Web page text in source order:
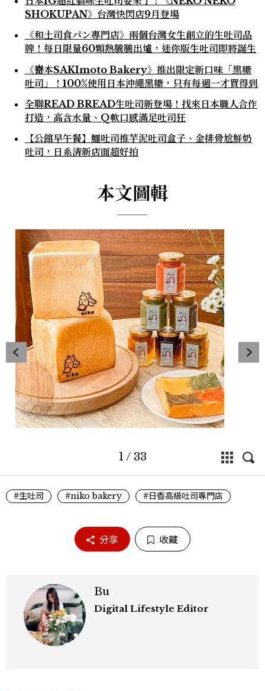
SHOKUPAN》台灣快閃店9月登場
《和土司食パン專門店》兩個台灣女生創立的生吐司品
牌！每日限量60顆熱騰騰出爐，迷你版生吐司即將誕生
《嵜本SAKImoto Bakery》推出限定新口味「黑糖
吐司」！100%使用日本沖繩黑糖，只有每週一才買得到
全聯READ BREAD生吐司新登場！找來日本職人合作
打造，高含水量、Q軟口感滿足吐司狂
【公館早午餐】鱷吐司推芋泥吐司盒子、金排骨尬鮮奶
吐司，日系清新店面超好拍
本文圖輯
1 / 33
#生吐司 #niko bakery #日香高級吐司專門店
分享 收藏
Bu
Digital Lifestyle Editor